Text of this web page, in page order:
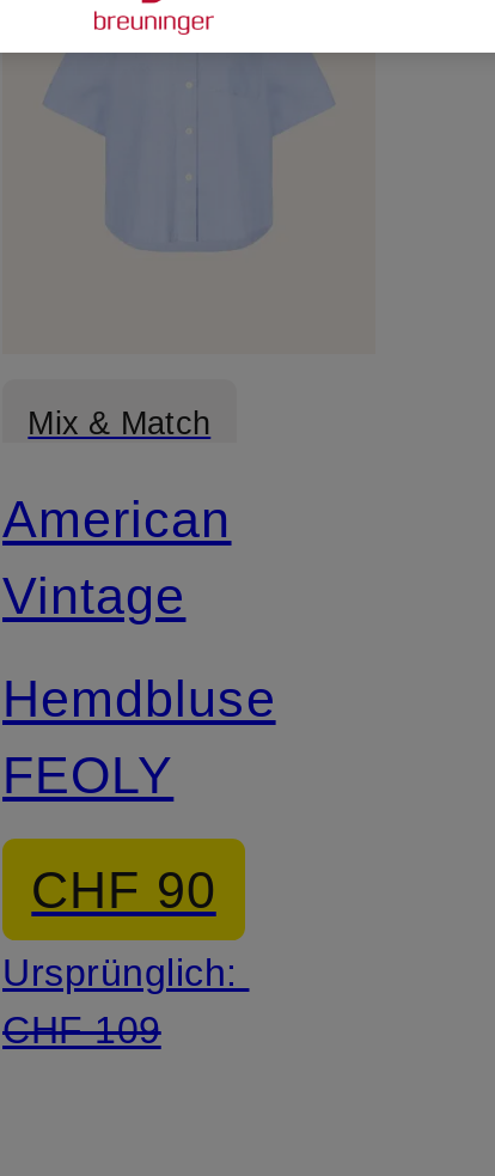
Mix & Match
American
Vintage
Hemdbluse
FEOLY
CHF 90
Ursprünglich:
CHF 109